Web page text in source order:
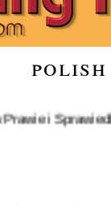
i